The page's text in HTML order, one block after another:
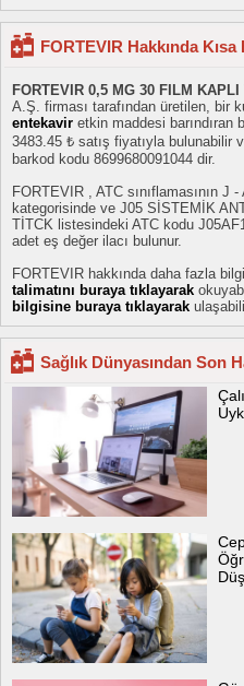
FORTEVIR Hakkında Kısa
FORTEVIR 0,5 MG 30 FILM KAPLI
A.Ş. firması tarafından üretilen, bir
entekavir etkin maddesi barındıran
3483.45 ₺ satış fiyatıyla bulunabilir
barkod kodu 8699680091044 dir.
FORTEVIR , ATC sınıflamasının
kategorisinde ve J05 SİSTEMİK
TİTCK listesindeki ATC kodu
adet eş değer ilacı bulunur.
FORTEVIR hakkında daha fazla
talimatını buraya tıklayarak
bilgisine buraya tıklayarak
Sağlık Dünyasından Son